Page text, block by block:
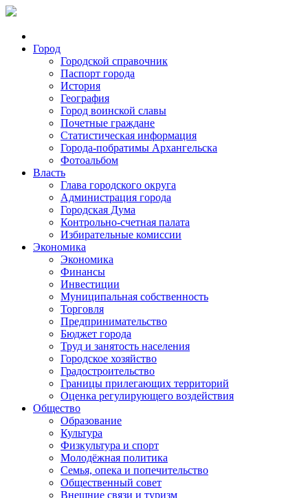
Город
Городской справочник
Паспорт города
История
География
Город воинской славы
Почетные граждане
Статистическая информация
Города-побратимы Архангельска
Фотоальбом
Власть
Глава городского округа
Администрация города
Городская Дума
Контрольно-счетная палата
Избирательные комиссии
Экономика
Экономика
Финансы
Инвестиции
Муниципальная собственность
Торговля
Предпринимательство
Бюджет города
Труд и занятость населения
Городское хозяйство
Градостроительство
Границы прилегающих территорий
Оценка регулирующего воздействия
Общество
Образование
Культура
Физкультура и спорт
Молодёжная политика
Семья, опека и попечительство
Общественный совет
Внешние связи и туризм